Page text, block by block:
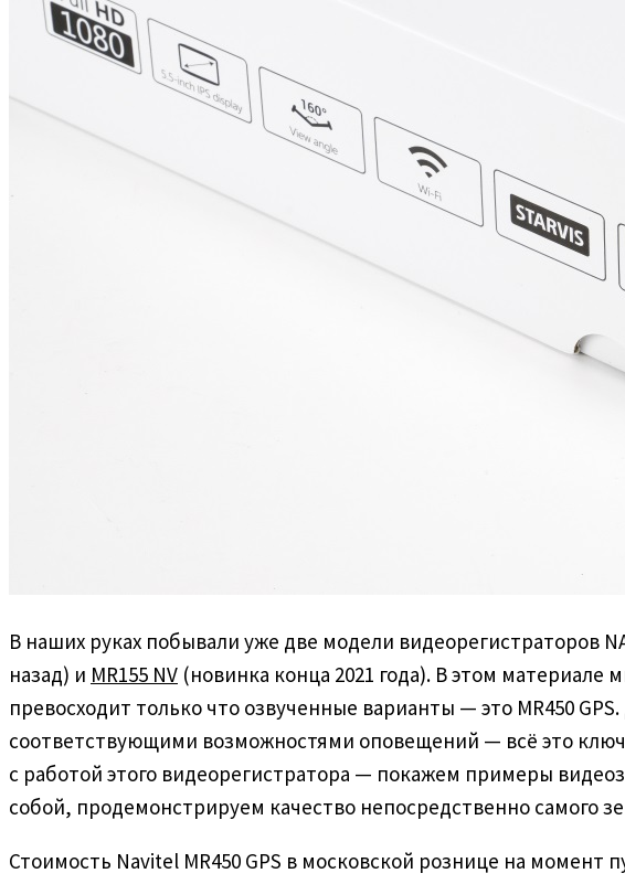
В наших руках побывали уже две модели видеорегистраторов
назад) и MR155 NV (новинка конца 2021 года). В этом
превосходит только что озвученные варианты — это MR450
соответствующими возможностями оповещений — всё это
с работой этого видеорегистратора — покажем примеры
собой, продемонстрируем качество непосредственно самого
Стоимость Navitel MR450 GPS в московской рознице на момент